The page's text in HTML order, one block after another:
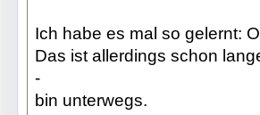
Ich habe es mal so gelernt:
Das ist allerdings schon
-
bin unterwegs.